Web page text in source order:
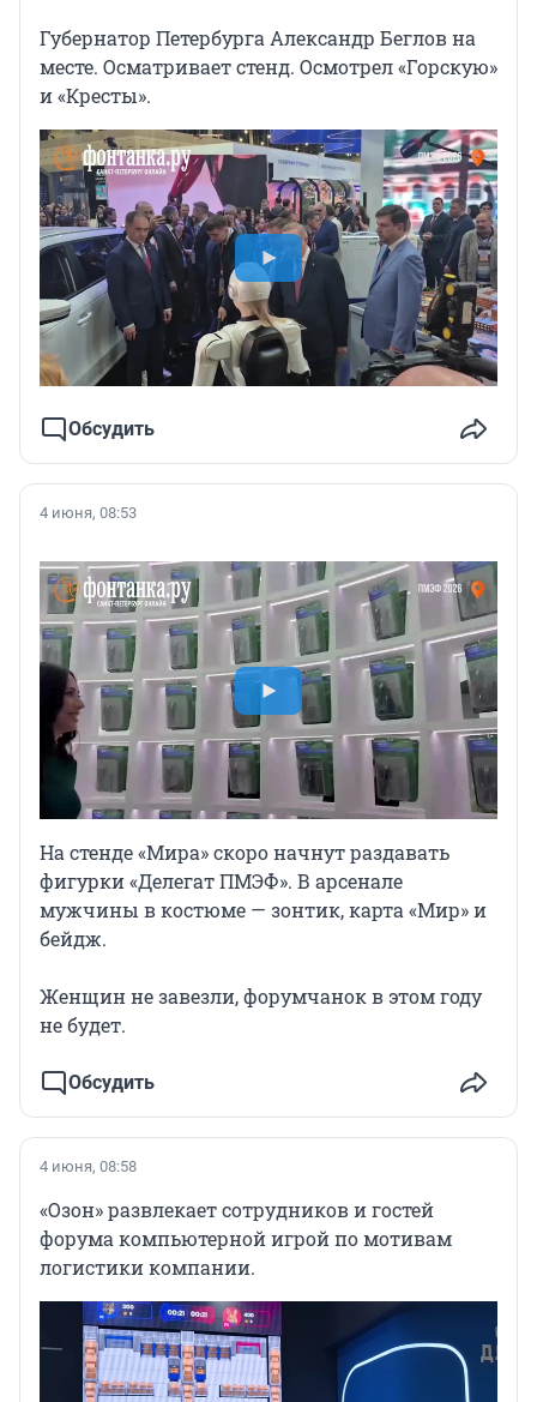
Губернатор Петербурга Александр Беглов на
месте. Осматривает стенд. Осмотрел «Горскую»
и «Кресты».
Обсудить
4 июня, 08:53
На стенде «Мира» скоро начнут раздавать
фигурки «Делегат ПМЭФ». В арсенале
мужчины в костюме — зонтик, карта «Мир» и
бейдж.
Женщин не завезли, форумчанок в этом году
не будет.
Обсудить
4 июня, 08:58
«Озон» развлекает сотрудников и гостей
форума компьютерной игрой по мотивам
логистики компании.